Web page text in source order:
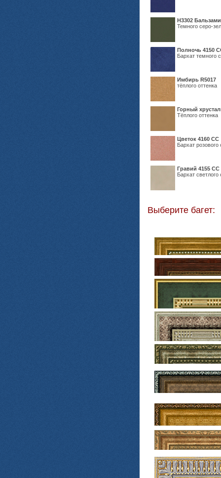
Н3302
Темного серо-
Полночь 4150
Бархат темного
Имбирь R5017
тёплого оттенка
Горный
Тёплого оттенка
Цветок 4160 СС
Бархат розового
Гравий 4155 СС
Бархат светлого
Выберите багет: